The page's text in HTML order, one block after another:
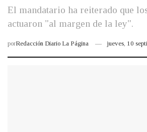
El mandatario ha reiterado que
actuaron "al margen de la ley".
porRedacción Diario La Página jueves, 10